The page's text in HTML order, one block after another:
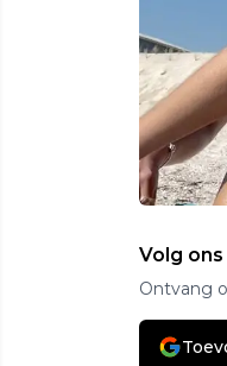
Volg
Ontvang